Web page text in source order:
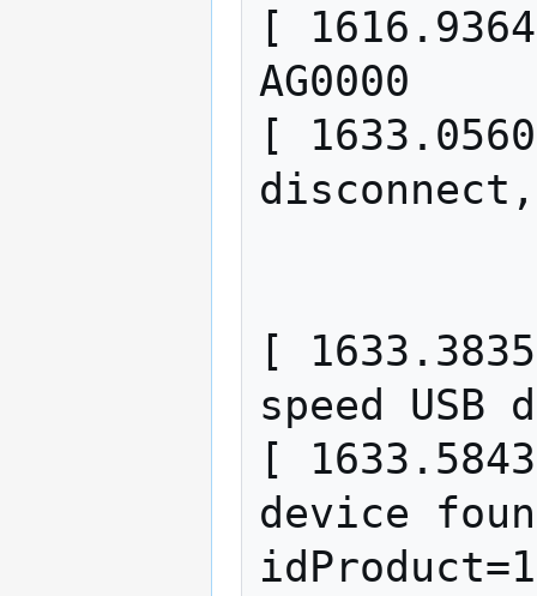
[
AG0000
[
[
speed USB
[
device